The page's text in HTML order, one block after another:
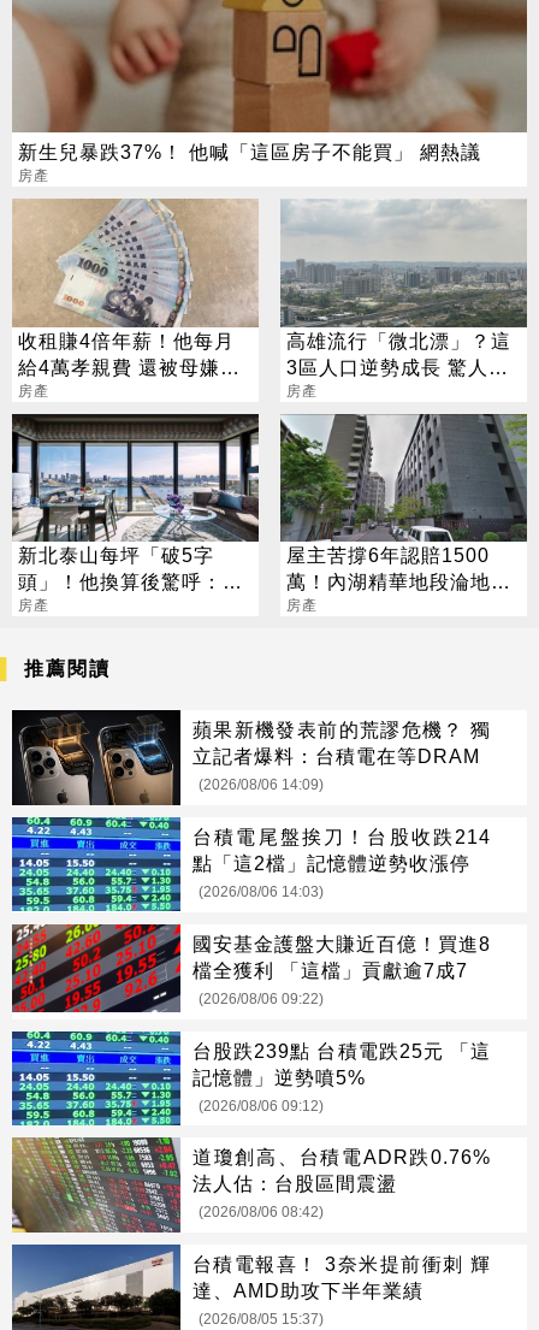
新生兒暴跌37%！ 他喊「這區房子不能買」 網熱議
房產
收租賺4倍年薪！他每月
給4萬孝親費 還被母嫌不
孝
房產
高雄流行「微北漂」？這
3區人口逆勢成長 驚人巧
合都與「它」有關
房產
新北泰山每坪「破5字
頭」！他換算後驚呼：可
買日本精華區海景房
房產
屋主苦撐6年認賠1500
萬！內湖精華地段淪地雷
區
房產
推薦閱讀
蘋果新機發表前的荒謬危機？ 獨
立記者爆料：台積電在等DRAM
(2026/08/06 14:09)
台積電尾盤挨刀！台股收跌214
點「這2檔」記憶體逆勢收漲停
(2026/08/06 14:03)
國安基金護盤大賺近百億！買進8
檔全獲利 「這檔」貢獻逾7成7
(2026/08/06 09:22)
台股跌239點 台積電跌25元 「這
記憶體」逆勢噴5%
(2026/08/06 09:12)
道瓊創高、台積電ADR跌0.76%
法人估：台股區間震盪
(2026/08/06 08:42)
台積電報喜！ 3奈米提前衝刺 輝
達、AMD助攻下半年業績
(2026/08/05 15:37)